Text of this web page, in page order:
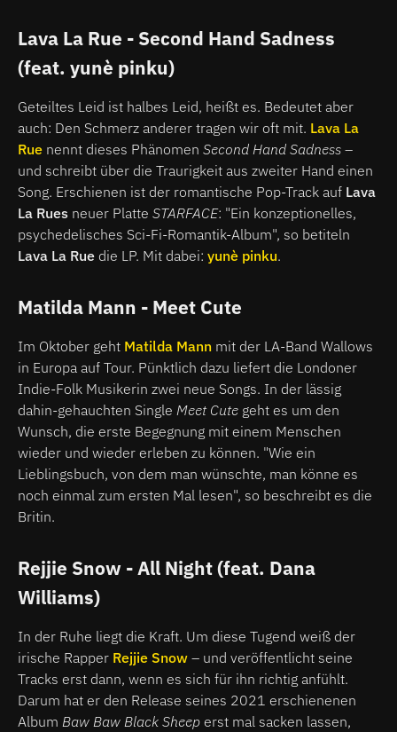
Lava La Rue - Second Hand Sadness
(feat. yunè pinku)
Geteiltes Leid ist halbes Leid, heißt es. Bedeutet aber
auch: Den Schmerz anderer tragen wir oft mit. Lava La
Rue nennt dieses Phänomen Second Hand Sadness –
und schreibt über die Traurigkeit aus zweiter Hand einen
Song. Erschienen ist der romantische Pop-Track auf Lava
La Rues neuer Platte STARFACE: "Ein konzeptionelles,
psychedelisches Sci-Fi-Romantik-Album", so betiteln
Lava La Rue die LP. Mit dabei: yunè pinku.
Matilda Mann - Meet Cute
Im Oktober geht Matilda Mann mit der LA-Band Wallows
in Europa auf Tour. Pünktlich dazu liefert die Londoner
Indie-Folk Musikerin zwei neue Songs. In der lässig
dahin-gehauchten Single Meet Cute geht es um den
Wunsch, die erste Begegnung mit einem Menschen
wieder und wieder erleben zu können. "Wie ein
Lieblingsbuch, von dem man wünschte, man könne es
noch einmal zum ersten Mal lesen", so beschreibt es die
Britin.
Rejjie Snow - All Night (feat. Dana
Williams)
In der Ruhe liegt die Kraft. Um diese Tugend weiß der
irische Rapper Rejjie Snow – und veröffentlicht seine
Tracks erst dann, wenn es sich für ihn richtig anfühlt.
Darum hat er den Release seines 2021 erschienenen
Album Baw Baw Black Sheep erst mal sacken lassen,